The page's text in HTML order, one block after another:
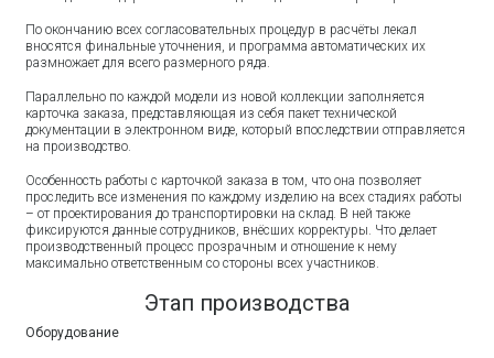
По окончанию всех согласовательных процедур в расчёты лекал
вносятся финальные уточнения, и программа автоматических их
размножает для всего размерного ряда.
Параллельно по каждой модели из новой коллекции заполняется
карточка заказа, представляющая из себя пакет технической
документации в электронном виде, который впоследствии отправляется
на производство.
Особенность работы с карточкой заказа в том, что она позволяет
проследить все изменения по каждому изделию на всех стадиях работы
– от проектирования до транспортировки на склад. В ней также
фиксируются данные сотрудников, внёсших корректуры. Что делает
производственный процесс прозрачным и отношение к нему
максимально ответственным со стороны всех участников.
Этап производства
Оборудование